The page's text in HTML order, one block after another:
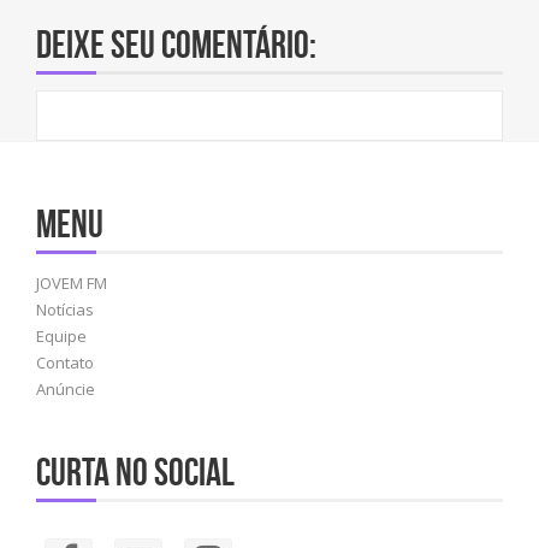
Deixe seu comentário:
Menu
JOVEM FM
Notícias
Equipe
Contato
Anúncie
Curta no social